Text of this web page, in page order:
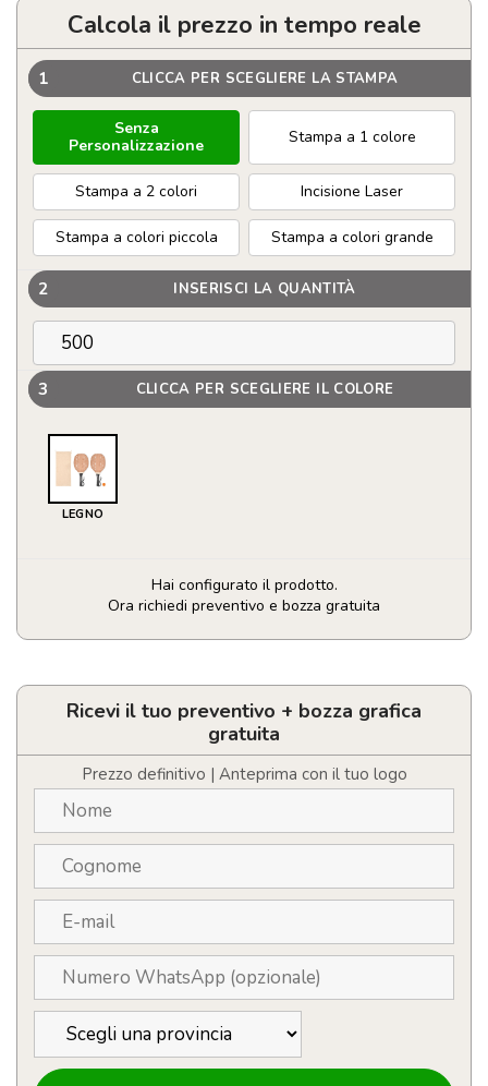
Calcola il prezzo in tempo reale
1 CLICCA PER SCEGLIERE LA STAMPA
Senza
Personalizzazione
Stampa a 1 colore
Stampa a 2 colori Incisione Laser
Stampa a colori piccola Stampa a colori grande
2 INSERISCI LA QUANTITÀ
3 CLICCA PER SCEGLIERE IL COLORE
LEGNO
Hai configurato il prodotto.
Ora richiedi preventivo e bozza gratuita
Set
beach
Ricevi il tuo preventivo + bozza grafica
gratuita
Prezzo definitivo | Anteprima con il tuo logo